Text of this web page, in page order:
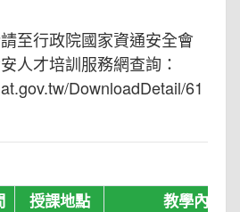
至行政院國家資通安全會
人才培訓服務網查詢：
DownloadDetail/61
授課地點 教學內容